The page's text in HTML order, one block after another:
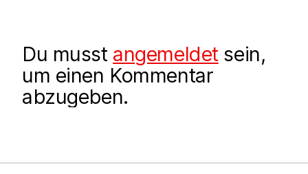
Du musst angemeldetsein,
um einen Kommentar
abzugeben.